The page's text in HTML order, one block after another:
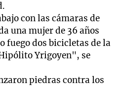
con las cámaras de
una mujer de 36 años
fuego dos bicicletas de la
Yrigoyen", se
piedras contra los